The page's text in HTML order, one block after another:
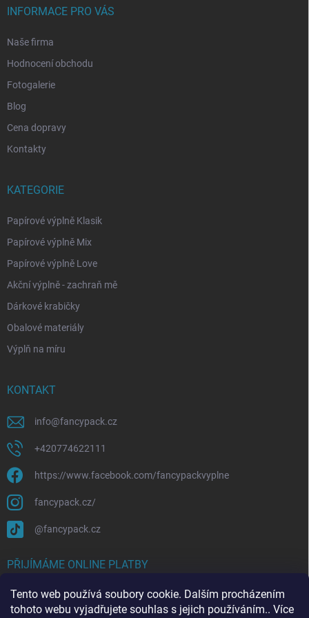
Tento web používá soubory cookie. Dalším procházením
tohoto webu vyjadřujete souhlas s jejich používáním.. Více
INFORMACE PRO VÁS
Naše firma
Hodnocení obchodu
Fotogalerie
Blog
Cena dopravy
Kontakty
KATEGORIE
Papírové výplně Klasik
Papírové výplně Mix
Papírové výplně Love
Akční výplně - zachraň mě
Dárkové krabičky
Obalové materiály
Výplň na míru
KONTAKT
info@fancypack.cz
+420774622111
https://www.facebook.com/fancypackvyplne
fancypack.cz/
@fancypack.cz
PŘIJÍMÁME ONLINE PLATBY